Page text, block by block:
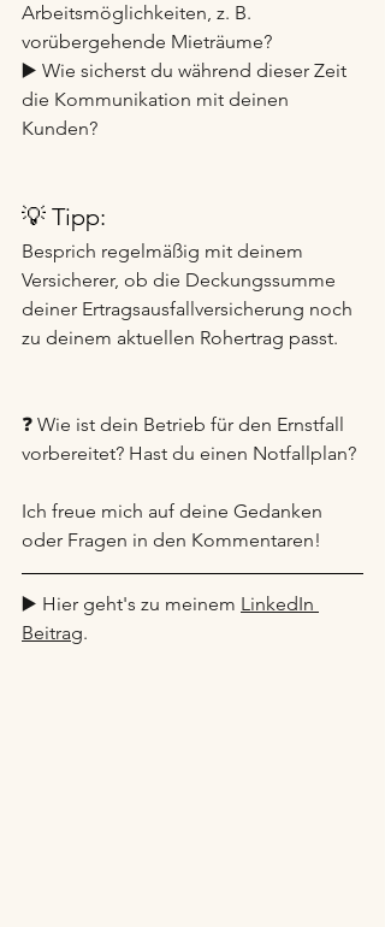
Arbeitsmöglichkeiten, z. B.
vorübergehende Mieträume?
▶️ Wie sicherst du während dieser Zeit
die Kommunikation mit deinen
Kunden?
💡 Tipp:
Besprich regelmäßig mit deinem
Versicherer, ob die Deckungssumme
deiner Ertragsausfallversicherung noch
zu deinem aktuellen Rohertrag passt.
❓ Wie ist dein Betrieb für den Ernstfall
vorbereitet? Hast du einen Notfallplan?
Ich freue mich auf deine Gedanken
oder Fragen in den Kommentaren!
▶️ Hier geht's zu meinem LinkedIn
Beitrag.